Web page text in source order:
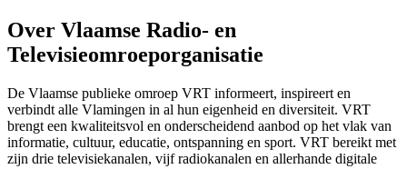
Over Vlaamse Radio- en
Televisieomroeporganisatie
De Vlaamse publieke omroep VRT informeert, inspireert en
verbindt alle Vlamingen in al hun eigenheid en diversiteit. VRT
brengt een kwaliteitsvol en onderscheidend aanbod op het vlak van
informatie, cultuur, educatie, ontspanning en sport. VRT bereikt met
zijn drie televisiekanalen, vijf radiokanalen en allerhande digitale